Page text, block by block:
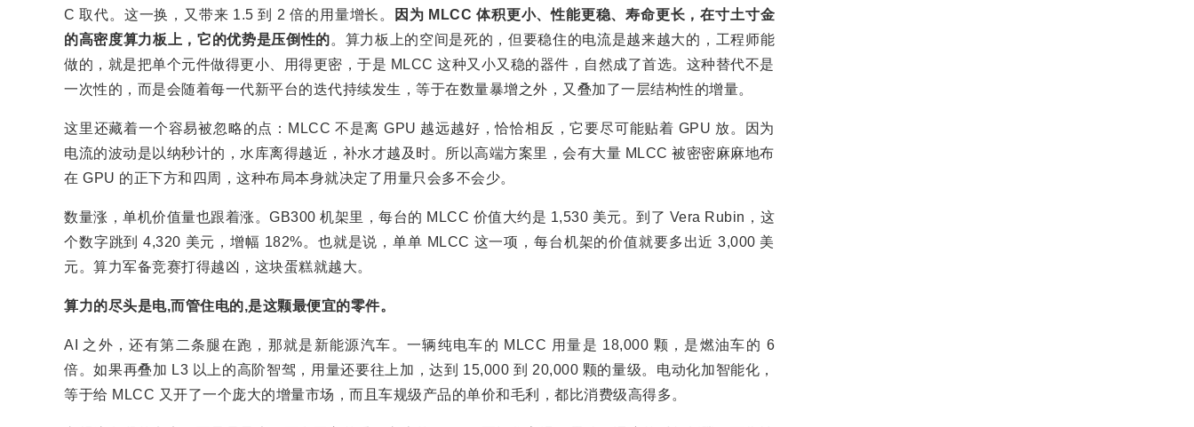
C 取代。这一换，又带来 1.5 到 2 倍的用量增长。
因为 MLCC 体积更小、性能更稳、寿命更长，在寸土寸金
的高密度算力板上，它的优势是压倒性的。算力板上的空间是死的，但要稳住的电流是越来越大的，工程师能
做的，就是把单个元件做得更小、用得更密，于是 MLCC 这种又小又稳的器件，自然成了首选。这种替代不是
一次性的，而是会随着每一代新平台的迭代持续发生，等于在数量暴增之外，又叠加了一层结构性的增量。
这里还藏着一个容易被忽略的点：MLCC 不是离 GPU 越远越好，恰恰相反，它要尽可能贴着 GPU 放。因为
电流的波动是以纳秒计的，水库离得越近，补水才越及时。所以高端方案里，会有大量 MLCC 被密密麻麻地布
在 GPU 的正下方和四周，这种布局本身就决定了用量只会多不会少。
数量涨，单机价值量也跟着涨。GB300 机架里，每台的 MLCC 价值大约是 1,530 美元。到了 Vera Rubin，这
个数字跳到 4,320 美元，增幅 182%。也就是说，单单 MLCC 这一项，每台机架的价值就要多出近 3,000 美
元。算力军备竞赛打得越凶，这块蛋糕就越大。
算力的尽头是电,而管住电的,是这颗最便宜的零件。
AI 之外，还有第二条腿在跑，那就是新能源汽车。一辆纯电车的 MLCC 用量是 18,000 颗，是燃油车的 6
倍。如果再叠加 L3 以上的高阶智驾，用量还要往上加，达到 15,000 到 20,000 颗的量级。电动化加智能化，
等于给 MLCC 又开了一个庞大的增量市场，而且车规级产品的单价和毛利，都比消费级高得多。